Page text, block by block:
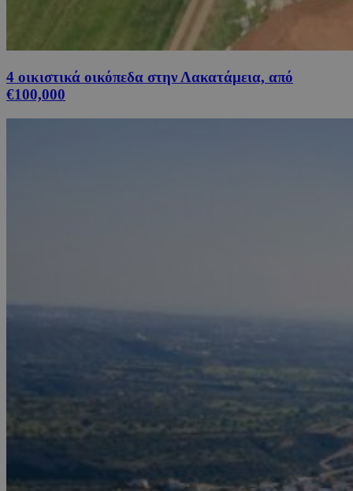
4 οικιστικά οικόπεδα στην Λακατάμεια, από
€100,000